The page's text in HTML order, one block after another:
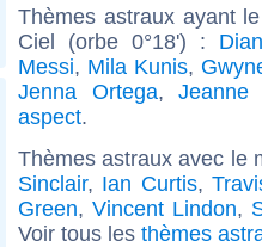
Thèmes astraux ayant
Ciel (orbe 0°18') :
Messi, Mila Kunis,
Jenna Ortega, Jeanne
aspect.
Thèmes astraux avec le
Sinclair, Ian Curtis,
Green, Vincent Lindon,
Voir tous les thèmes